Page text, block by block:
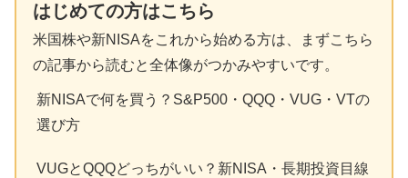
はじめての方はこちら
米国株や新NISAをこれから始める方は、まずこちら
の記事から読むと全体像がつかみやすいです。
新NISAで何を買う？S&P500・QQQ・VUG・VTの
選び方
VUGとQQQどっちがいい？新NISA・長期投資目線